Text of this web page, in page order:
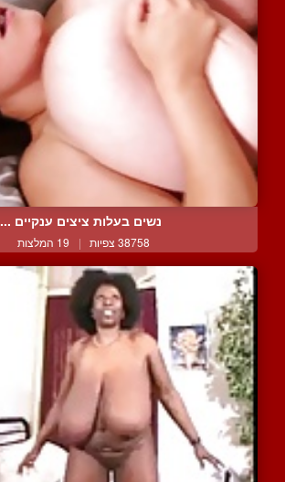
נשים בעלות ציצים ענקיים ...
38758 צפיות | 19 המלצות